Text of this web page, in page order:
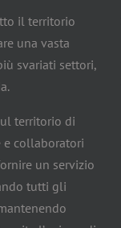
il territorio
una vasta
svariati settori,
territorio di
e collaboratori
un servizio
tutti gli